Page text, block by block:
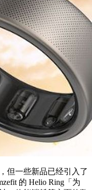
但一些新品已经引入了
的 Helio Ring「为